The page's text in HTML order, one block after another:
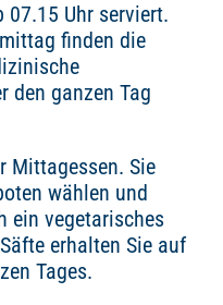
07.15 Uhr serviert.
finden die
den ganzen Tag
Mittagessen. Sie
wählen und
ein vegetarisches
erhalten Sie auf
Tages.